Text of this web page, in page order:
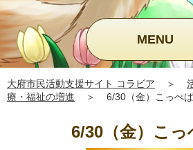
MENU
大府市民活動支援サイト コラビア ＞
療・福祉の増進
＞ 6/30（金）こっぺ
6/30（金）こっ